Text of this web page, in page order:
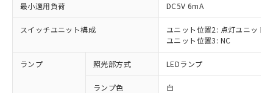
最小適用負荷 DC5V 6mA
スイッチユニット構成
ユニット位置2: 点灯ユニット
ユニット位置3: NC
ランプ 照光部方式 LEDランプ
ランプ色 白